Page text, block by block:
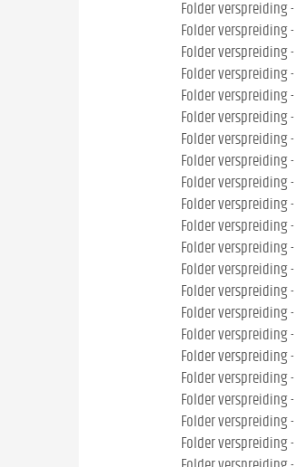
Folder verspreiding
Folder verspreiding
Folder verspreiding
Folder verspreiding
Folder verspreiding
Folder verspreiding
Folder verspreiding
Folder verspreiding
Folder verspreiding
Folder verspreiding
Folder verspreiding
Folder verspreiding
Folder verspreiding
Folder verspreiding
Folder verspreiding
Folder verspreiding
Folder verspreiding
Folder verspreiding
Folder verspreiding -
Folder verspreiding -
Folder verspreiding -